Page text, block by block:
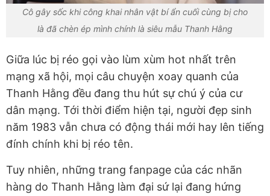
Cô gây sốc khi công khai nhân vật bí ẩn cuối cùng bị cho
là đã chèn ép mình chính là siêu mẫu Thanh Hằng
Giữa lúc bị réo gọi vào lùm xùm hot nhất trên
mạng xã hội, mọi câu chuyện xoay quanh của
Thanh Hằng đều đang thu hút sự chú ý của cư
dân mạng. Tới thời điểm hiện tại, người đẹp sinh
năm 1983 vẫn chưa có động thái mới hay lên tiếng
đính chính khi bị réo tên.
Tuy nhiên, những trang fanpage của các nhãn
hàng do Thanh Hằng làm đại sứ lại đang hứng